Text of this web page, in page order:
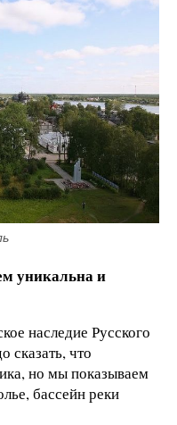
уникальна и
наследие Русского
сказать, что
но мы показываем
бассейн реки